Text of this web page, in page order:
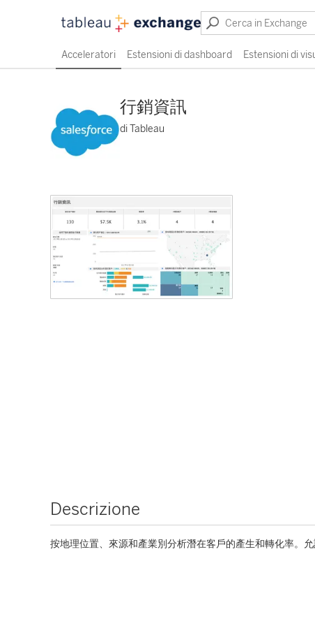
Acceleratori Estensioni di dashboard Estensioni di
行銷資訊
di Tableau
Descrizione
按地理位置、來源和產業別分析潛在客戶的產生和轉化率。